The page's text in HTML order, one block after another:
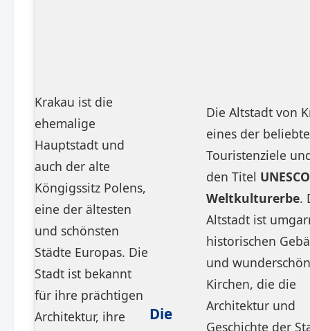
Krakau ist die
ehemalige
Hauptstadt und
auch der alte
Köngigssitz Polens,
eine der ältesten
und schönsten
Städte Europas. Die
Stadt ist bekannt
für ihre prächtigen
Architektur, ihre
Die
Die Altstadt von
eines der
Touristenziele
den Titel
Weltkulturerbe.
Altstadt ist
historischen
und
Kirchen, die die
Architektur und
Geschichte der